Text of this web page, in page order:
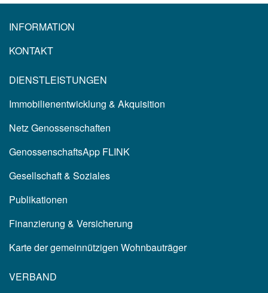
INFORMATION
KONTAKT
DIENSTLEISTUNGEN
Immobilienentwicklung & Akquisition
Netz Genossenschaften
GenossenschaftsApp FLINK
Gesellschaft & Soziales
Publikationen
Finanzierung & Versicherung
Karte der gemeinnützigen Wohnbauträger
VERBAND